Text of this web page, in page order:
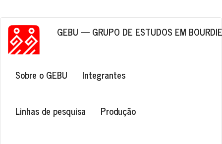
Pular para o conteúdo principal
GEBU — GRUPO DE ESTUDOS EM
Navegação principal
Sobre o GEBU Integrantes
Linhas de pesquisa Produção